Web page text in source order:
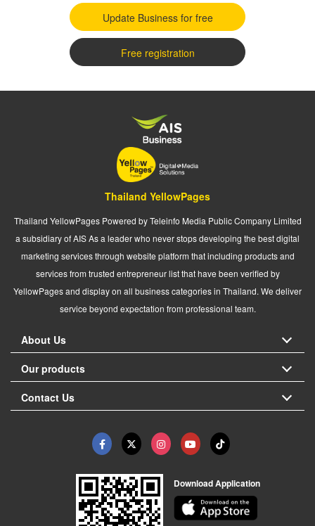
Update Business for free
Free registration
Thailand YellowPages
Thailand YellowPages Powered by Teleinfo Media Public Company Limited
a subsidiary of AIS As a leader who never stops developing the best digital
marketing services through website platform that including products and
services from trusted entrepreneur list that have been verified by
YellowPages and display on all business categories in Thailand. We deliver
service beyond expectation from professional team.
About Us
Our products
Contact Us
Download Application